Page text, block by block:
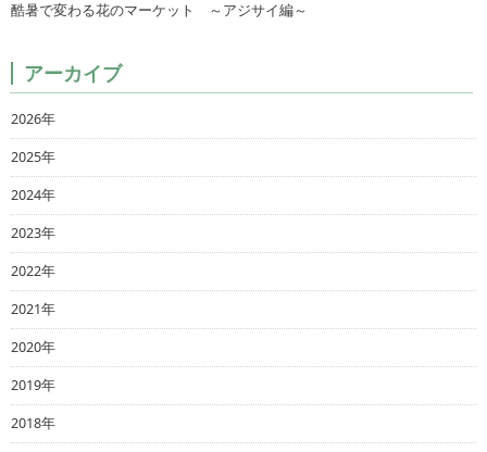
酷暑で変わる花のマーケット ～アジサイ編～
アーカイブ
2026年
2025年
2024年
2023年
2022年
2021年
2020年
2019年
2018年